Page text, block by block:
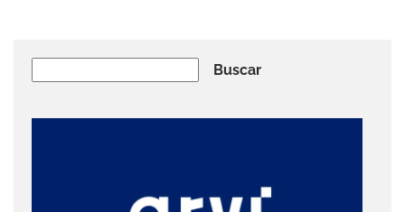
Buscar